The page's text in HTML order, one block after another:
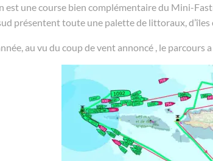
est une course bien complémentaire du Mini-
présentent toute une palette de littoraux,
au vu du coup de vent annoncé , le parcours